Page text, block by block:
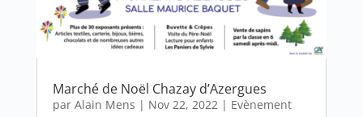
Marché de Noël Chazay d’Azergues
par Alain Mens | Nov 22, 2022| Evènement